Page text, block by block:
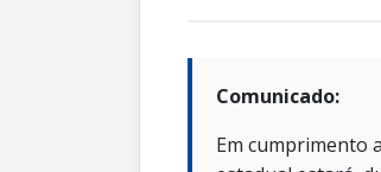
Comunicado:
Em cumprimento